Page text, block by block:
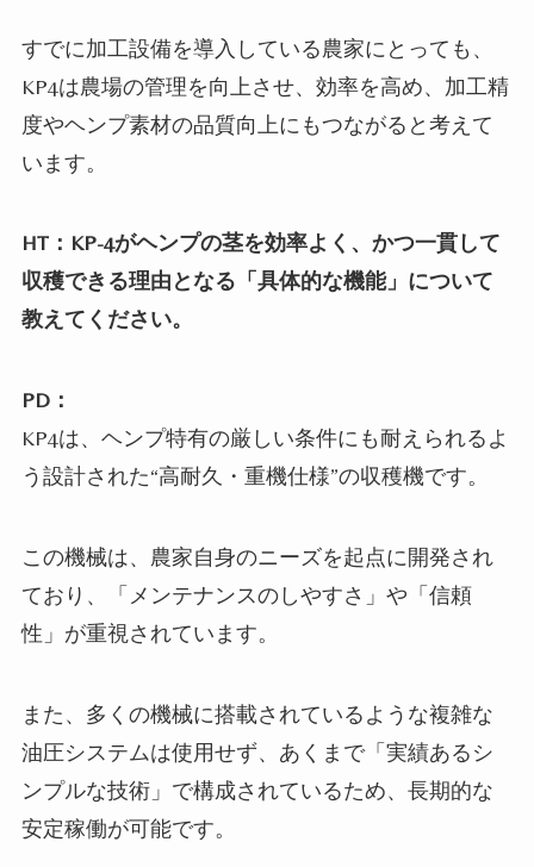
すでに加工設備を導入している農家にとっても、
KP4は農場の管理を向上させ、効率を高め、加工精
度やヘンプ素材の品質向上にもつながると考えて
います。
HT：KP-4がヘンプの茎を効率よく、かつ一貫して
収穫できる理由となる「具体的な機能」について
教えてください。
PD：
KP4は、ヘンプ特有の厳しい条件にも耐えられるよ
う設計された“高耐久・重機仕様”の収穫機です。
この機械は、農家自身のニーズを起点に開発され
ており、「メンテナンスのしやすさ」や「信頼
性」が重視されています。
また、多くの機械に搭載されているような複雑な
油圧システムは使用せず、あくまで「実績あるシ
ンプルな技術」で構成されているため、長期的な
安定稼働が可能です。